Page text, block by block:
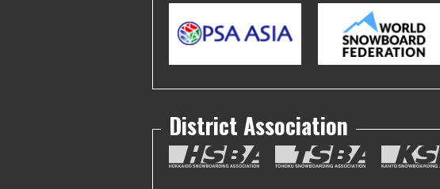
District Association